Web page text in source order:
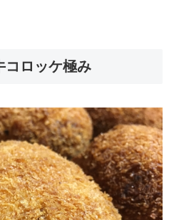
コロッケ極み